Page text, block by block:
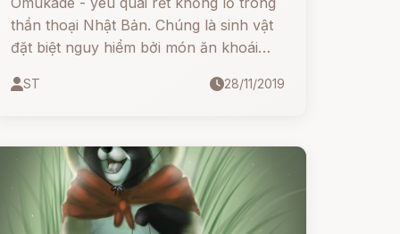
thần thoại Nhật Bản. Chúng là sinh vật
đặt biệt nguy hiểm bởi món ăn khoái
người.
ST 28/11/2019